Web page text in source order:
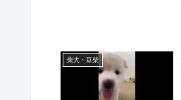
柴犬・豆柴